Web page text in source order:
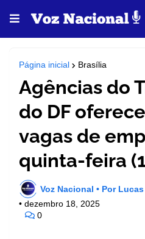
Página inicial Brasília
Agências do
do DF
vagas de
quinta-feira
Voz Nacional • Por
• dezembro 18, 2025
0